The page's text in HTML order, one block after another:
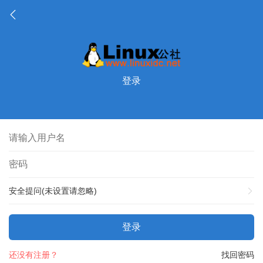
登录
安全提问(未设置请忽略)
登录
找回密码
还没有注册？